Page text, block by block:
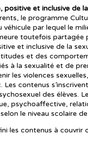
positive et inclusive de
le programme
véhicule par lequel le
toutefois partagée
et inclusive de la
et des
à la sexualité et de
les violences
Les contenus
des élèves.
psychoaffective,
le niveau scolaire
les contenus à couvrir